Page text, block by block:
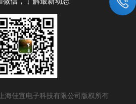
海佳宜电子科技有限公司版权所有